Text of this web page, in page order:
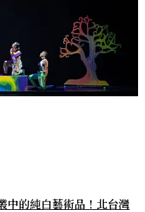
中的純白藝術品！北台灣